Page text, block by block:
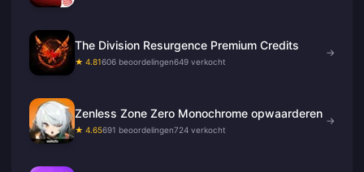
The Division Resurgence Premium Credits
★ 4.81606 beoordelingen649 verkocht
→
Zenless Zone Zero Monochrome opwaarderen
★ 4.65691 beoordelingen724 verkocht
→